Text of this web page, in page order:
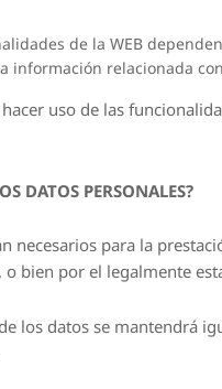
de la WEB
relacionada
uso de las
DATOS PERSONALES?
necesarios para la
bien por el legalmente
los datos se